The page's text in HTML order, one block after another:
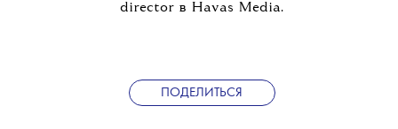
director в Havas Media.
ПОДЕЛИТЬСЯ